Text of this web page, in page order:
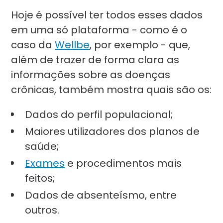
Hoje é possível ter todos esses dados
em uma só plataforma - como é o
caso daWellbe, por exemplo - que,
além de trazer de forma clara as
informações sobre as doenças
crônicas, também mostra quais são os:
Dados do perfil populacional;
Maiores utilizadores dos planos de
saúde;
Exames e procedimentos mais
feitos;
Dados de absenteísmo, entre
outros.